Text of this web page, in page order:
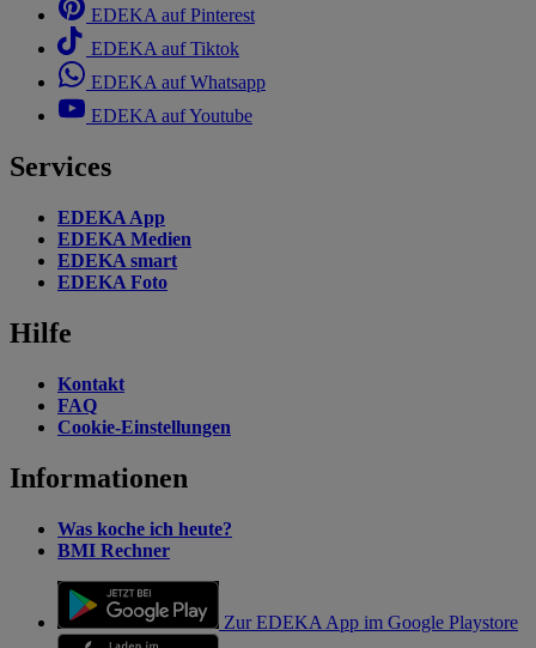
EDEKA auf Pinterest
EDEKA auf Tiktok
EDEKA auf Whatsapp
EDEKA auf Youtube
Services
EDEKA App
EDEKA Medien
EDEKA smart
EDEKA Foto
Hilfe
Kontakt
FAQ
Cookie-Einstellungen
Informationen
Was koche ich heute?
BMI Rechner
Zur EDEKA App im Google Playstore